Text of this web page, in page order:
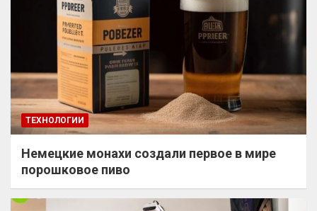
ТЕХНОЛОГИИ
Немецкие монахи создали первое в мире
порошковое пиво